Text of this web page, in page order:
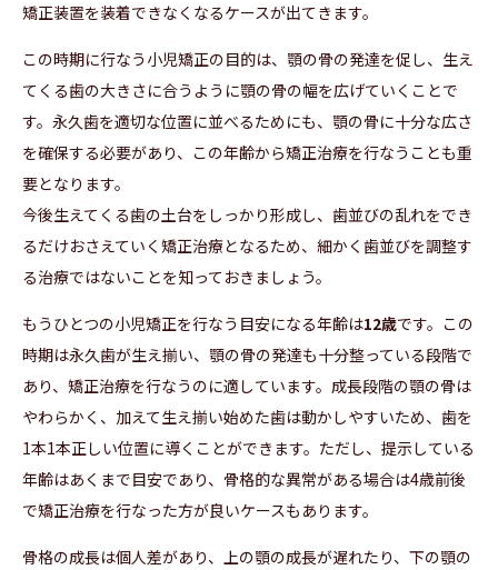
矯正装置を装着できなくなるケースが出てきます。
この時期に行なう小児矯正の目的は、顎の骨の発達を促し、生え
てくる歯の大きさに合うように顎の骨の幅を広げていくことで
す。永久歯を適切な位置に並べるためにも、顎の骨に十分な広さ
を確保する必要があり、この年齢から矯正治療を行なうことも重
要となります。
今後生えてくる歯の土台をしっかり形成し、歯並びの乱れをでき
るだけおさえていく矯正治療となるため、細かく歯並びを調整す
る治療ではないことを知っておきましょう。
もうひとつの小児矯正を行なう目安になる年齢は12歳です。この
時期は永久歯が生え揃い、顎の骨の発達も十分整っている段階で
あり、矯正治療を行なうのに適しています。成長段階の顎の骨は
やわらかく、加えて生え揃い始めた歯は動かしやすいため、歯を
1本1本正しい位置に導くことができます。ただし、提示している
年齢はあくまで目安であり、骨格的な異常がある場合は4歳前後
で矯正治療を行なった方が良いケースもあります。
骨格の成長は個人差があり、上の顎の成長が遅れたり、下の顎の